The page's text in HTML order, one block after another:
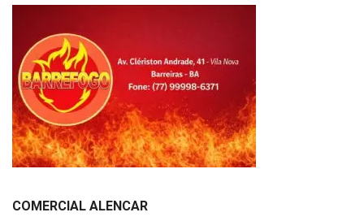
COMERCIAL ALENCAR